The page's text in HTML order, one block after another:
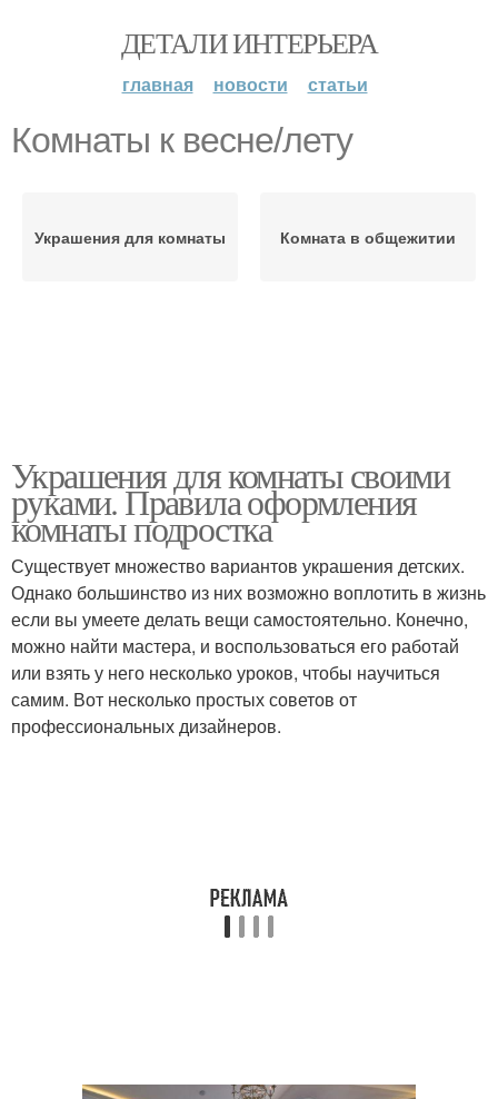
ДЕТАЛИ ИНТЕРЬЕРА
главная новости статьи
Комнаты к весне/лету
Украшения для комнаты Комната в общежитии
Украшения для комнаты своими
руками. Правила оформления
комнаты подростка
Существует множество вариантов украшения детских.
Однако большинство из них возможно воплотить в жизнь
если вы умеете делать вещи самостоятельно. Конечно,
можно найти мастера, и воспользоваться его работай
или взять у него несколько уроков, чтобы научиться
самим. Вот несколько простых советов от
профессиональных дизайнеров.